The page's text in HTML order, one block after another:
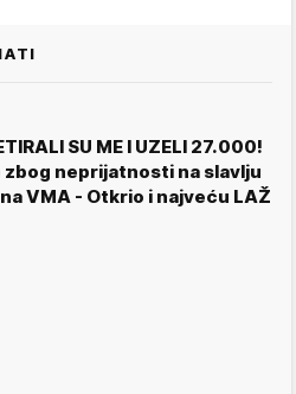
SU ME I UZELI 27.000!
zbog neprijatnosti na slavlju
VMA - Otkrio i najveću LAŽ